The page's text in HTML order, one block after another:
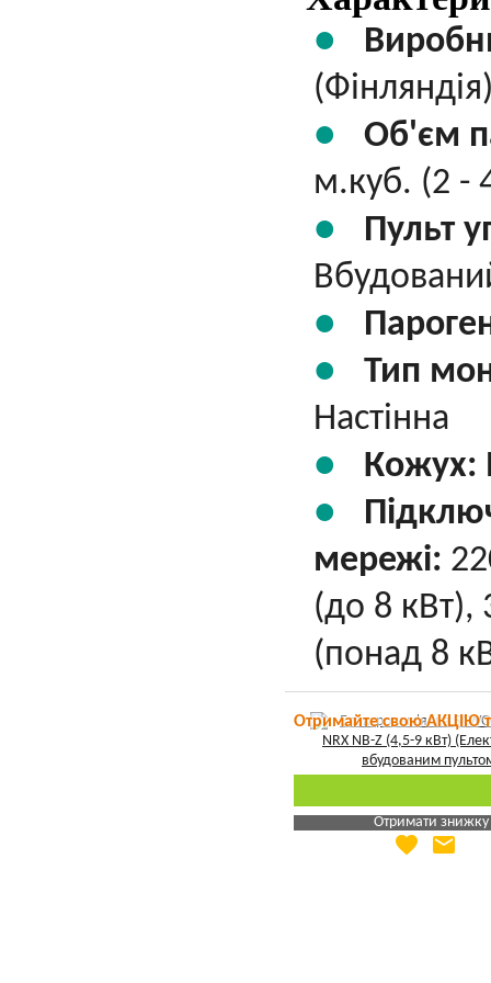
Об'єм
м.куб. (2 -
Пульт
Тип
Настінна
Кожух:
мережі:
(до 8 кВт),
(понад 8
Отримайте свою АКЦІЮ
Отримати знижку
Яка Ваша ціна
favorite email